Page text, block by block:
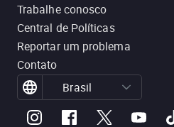
Trabalhe conosco
Central de Políticas
Reportar um problema
Contato
Brasil